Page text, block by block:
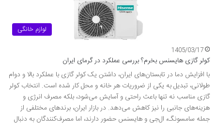
لوازم خانگی
1405/03/17
کولر گازی هایسنس بخرم؟ بررسی عملکرد در گرمای ایران
با افزایش دما در تابستان‌های ایران، داشتن یک کولر گازی با عملکرد بالا و دوام
طولانی، تبدیل به یکی از ضروریات هر خانه و محل کار شده است. انتخاب کولر
گازی مناسب نه تنها باعث راحتی و آسایش می‌شود، بلکه مصرف انرژی و
هزینه‌های جانبی را نیز کاهش می‌دهد. در بازار ایران، برندهای مختلفی از
جمله سامسونگ، ال‌جی و هایسنس حضور دارند، اما مصرف‌کنندگان به دنبال